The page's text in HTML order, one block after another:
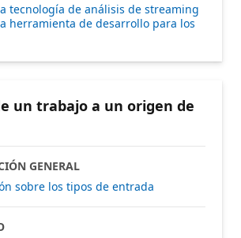
tecnología de análisis de streaming
herramienta de desarrollo para los
un trabajo a un origen de
GENERAL
sobre los tipos de entrada